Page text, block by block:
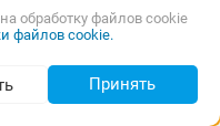
(98)
обработку файлов cookie
файлов cookie.
Принять